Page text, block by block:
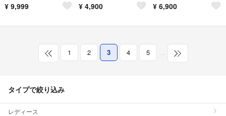
¥ 9,999 ¥ 4,900 ¥ 6,900
1 2 3 4 5 …
タイプで絞り込み
レディース